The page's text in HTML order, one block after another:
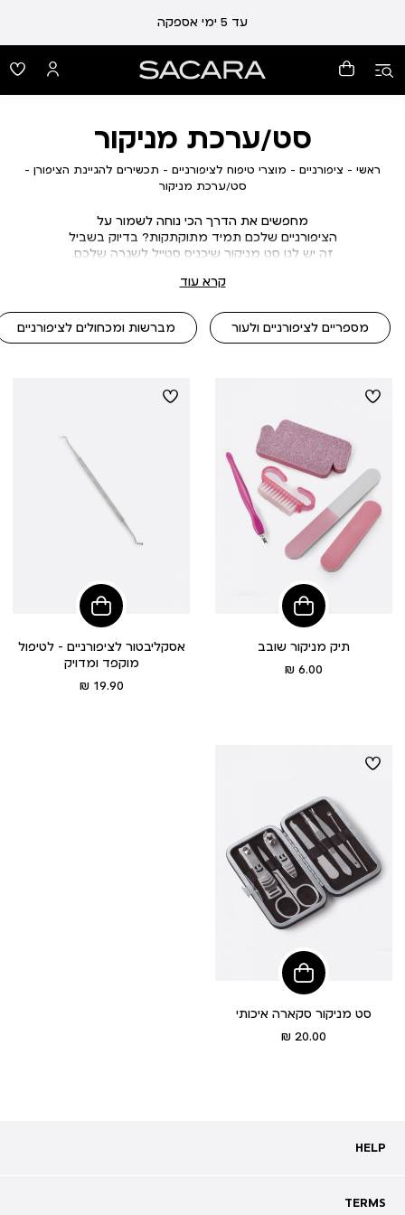
עד 5 ימי אספקה
סט/ערכת מניקור
ראשי ראשי
ציפורניים ציפורניים
מוצרי טיפוח לציפורניים מוצרי
טיפוח
תכשירים להגיינת הציפורן
סט/ערכת מניקורסט/ערכת
מחפשים את הדרך הכי נוחה לשמור על
הציפורניים שלכם תמיד מתוקתקות? בדיוק בשביל
זה יש לנו סט מניקור שיכניס סטייל לשגרה שלכם.
מניקור קטנה שתלווה אתכם לכל מקום. כל מה
כי מניקור טוב מתחיל בכלים הנכונים
קרא עוד
מספריים לציפורניים ולעור מברשות ומכחולים לציפורניים
הוסיפי
לסל
תיק מניקור שובב
מחיר6.00 ₪
הוסיפי
לסל
אסקליבטור לציפורניים – לטיפול
מוקפד ומדויק
מחיר19.90 ₪
הוסיפי
לסל
סט מניקור סקארה איכותי
מחיר20.00 ₪
HELP
HELP
שאלות ותשובות
TERMS
TERMS